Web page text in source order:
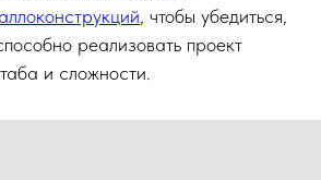
, чтобы убедиться,
реализовать проект
и сложности.